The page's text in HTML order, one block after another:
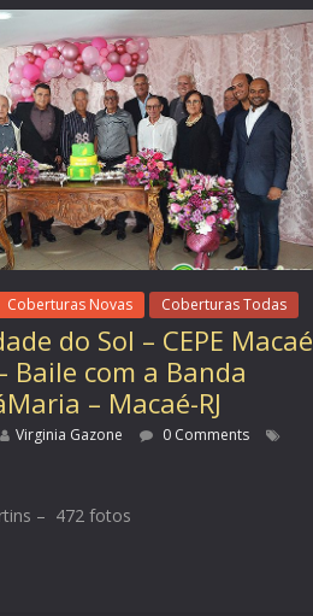
Coberturas Novas Coberturas Todas
do Sol – CEPE Macaé
Baile com a Banda
– Macaé-RJ
Virginia Gazone
0 Comments
– 472 fotos